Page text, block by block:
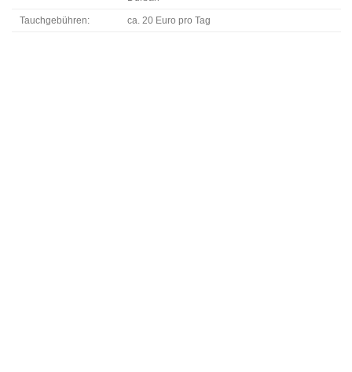
Tauchgebühren: ca. 20 Euro pro Tag